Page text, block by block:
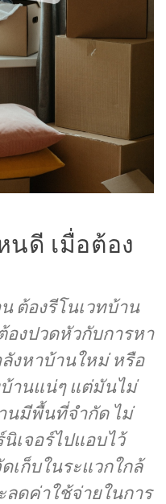
นดี เมื่อต้อง
ต้องรีโนเวทบ้าน
องปวดหัวกับการหา
งหาบ้านใหม่ หรือ
านแน่ๆ แต่มันไม่
นมีพื้นที่จำกัด ไม่
เจอร์ไปแอบไว้
เก็บในระแวกใกล้
ลดค่าใช้จ่ายในการ